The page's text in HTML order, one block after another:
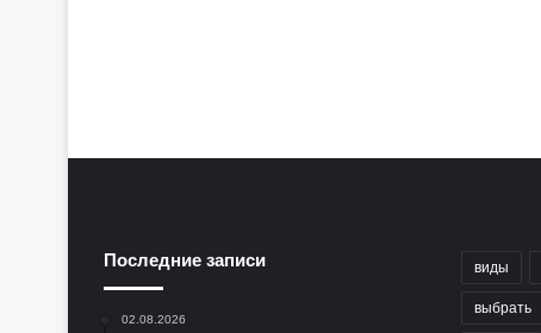
Последние записи
02.08.2026
виды
выбрать